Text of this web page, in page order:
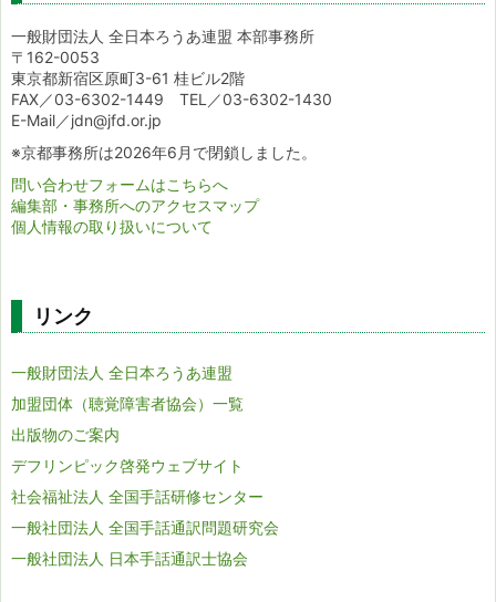
一般財団法人 全日本ろうあ連盟 本部事務所
〒162-0053
東京都新宿区原町3-61 桂ビル2階
FAX／03-6302-1449 TEL／03-6302-1430
E-Mail／jdn@jfd.or.jp
※京都事務所は2026年6月で閉鎖しました。
問い合わせフォームはこちらへ
編集部・事務所へのアクセスマップ
個人情報の取り扱いについて
リンク
一般財団法人 全日本ろうあ連盟
加盟団体（聴覚障害者協会）一覧
出版物のご案内
デフリンピック啓発ウェブサイト
社会福祉法人 全国手話研修センター
一般社団法人 全国手話通訳問題研究会
一般社団法人 日本手話通訳士協会